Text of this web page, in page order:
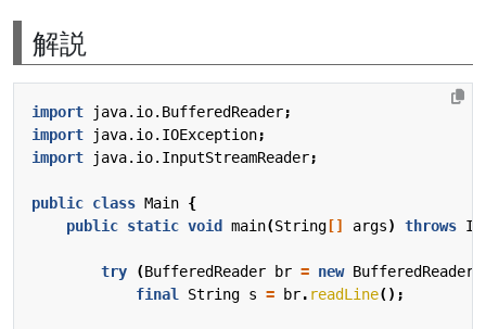
解説
import java.io.BufferedReader;
import
java.io.IOException;
import
java.io.InputStreamReader;
public class Main {
public static void main(String [] args) throws
try (BufferedReader br = new BufferedReader
final
String s = br. readLine();